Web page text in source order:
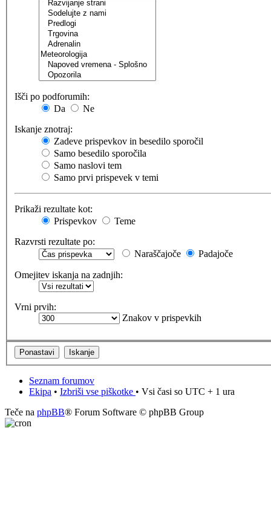
Išči po podforumih:
Da
Ne
Iskanje znotraj:
Zadeve prispevkov in besedilo sporočil
Samo besedilo sporočila
Samo naslovi tem
Samo prvi prispevek v temi
Prikaži rezultate kot:
Prispevkov
Teme
Razvrsti rezultate po:
Naraščajoče
Padajoče
Omejitev iskanja na zadnjih:
Vrni prvih:
Znakov v prispevkih
Seznam forumov
Ekipa • Izbriši vse piškotke • Vsi časi so UTC + 1 ura
Teče na phpBB® Forum Software © phpBB Group